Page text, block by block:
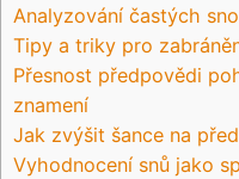
Analyzování⁤ častých
Tipy‌ a triky pro
Přesnost ⁣předpovědi
znamení
Jak zvýšit šance na
Vyhodnocení snů jako